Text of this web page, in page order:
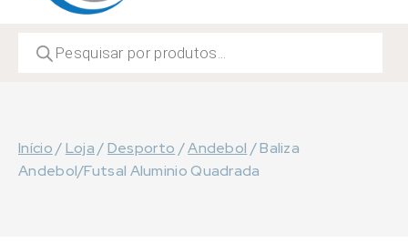
search
Início/Loja /Desporto /Andebol /Baliza
Andebol/Futsal Aluminio Quadrada